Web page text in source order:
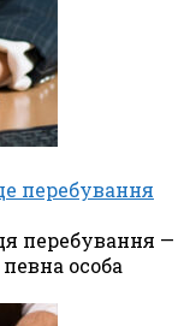
перебування
перебування —
особа